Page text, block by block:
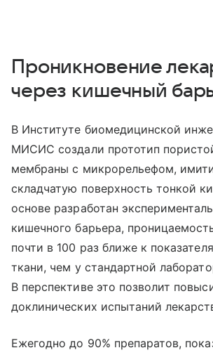
Проникновение
через кишечный
В Институте биомедицинской
МИСИС создали прототип
мембраны с микрорельефом,
складчатую поверхность тонкой
основе разработан
кишечного барьера,
почти в 100 раз ближе к
ткани, чем у стандартной
В перспективе это позволит
доклинических испытаний
Ежегодно до 90% препаратов,